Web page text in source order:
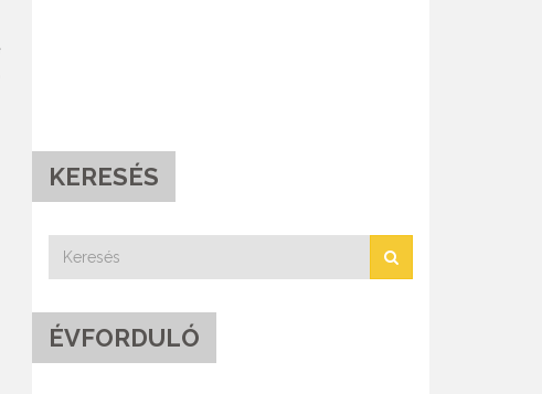
KERESÉS
ÉVFORDULÓ